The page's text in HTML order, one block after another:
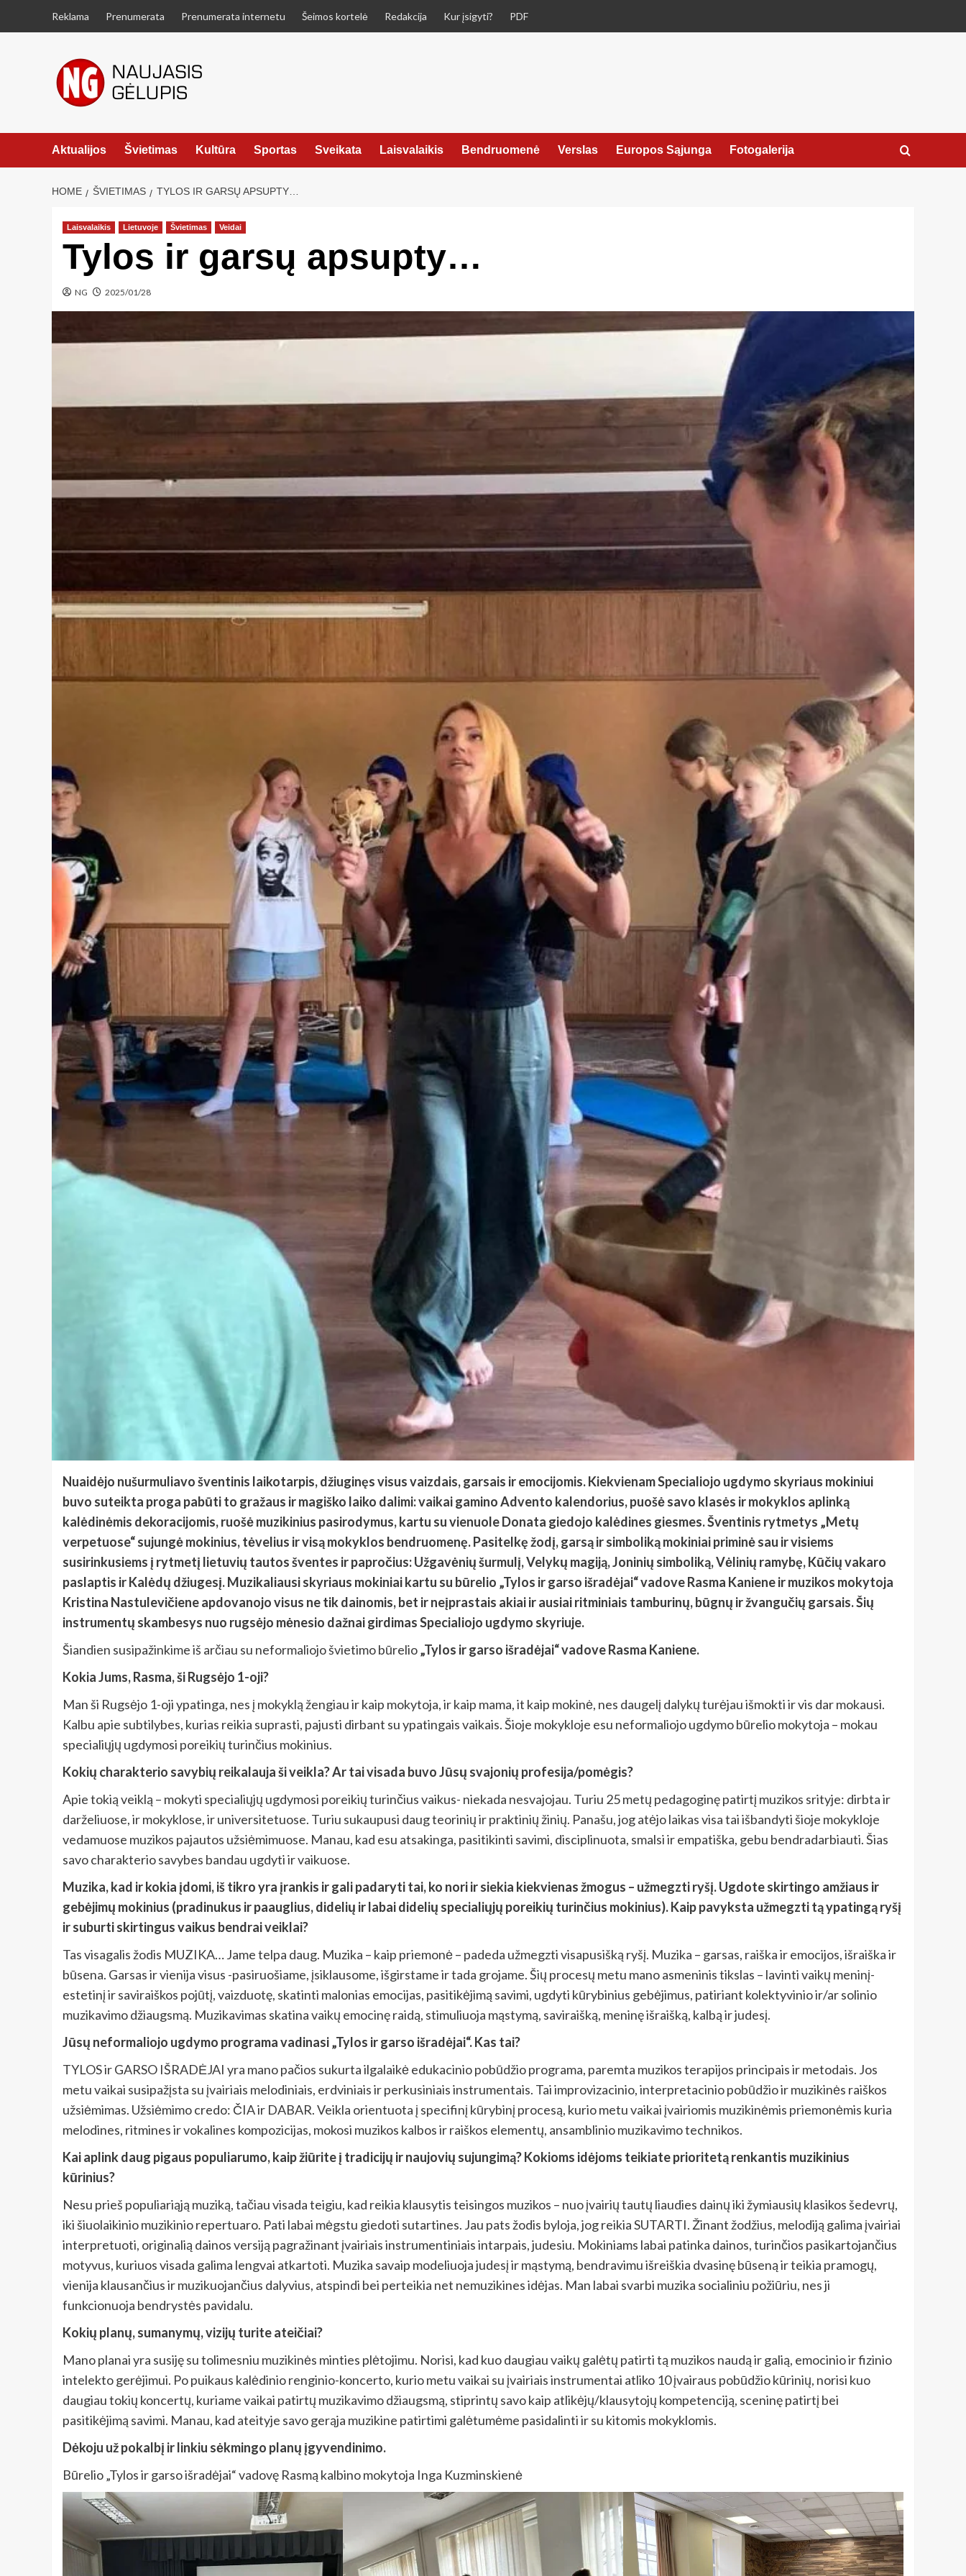
Reklama Prenumerata Prenumerata internetu Šeimos kortelė Redakcija Kur įsigyti? PDF
Aktualijos Švietimas Kultūra Sportas Sveikata Laisvalaikis Bendruomenė Verslas Europos Sąjunga Fotogalerija
HOME ŠVIETIMAS TYLOS IR GARSŲ APSUPTY…
Laisvalaikis Lietuvoje Švietimas Veidai
Tylos ir garsų apsupty…
NG 2025/01/28
Nuaidėjo nušurmuliavo šventinis laikotarpis, džiuginęs visus vaizdais, garsais ir emocijomis. Kiekvienam Specialiojo ugdymo skyriaus mokiniui
buvo suteikta proga pabūti to gražaus ir magiško laiko dalimi: vaikai gamino Advento kalendorius, puošė savo klasės ir mokyklos aplinką
kalėdinėmis dekoracijomis, ruošė muzikinius pasirodymus, kartu su vienuole Donata giedojo kalėdines giesmes. Šventinis rytmetys „Metų
verpetuose“ sujungė mokinius, tėvelius ir visą mokyklos bendruomenę. Pasitelkę žodį, garsą ir simboliką mokiniai priminė sau ir visiems
susirinkusiems į rytmetį lietuvių tautos šventes ir papročius: Užgavėnių šurmulį, Velykų magiją, Joninių simboliką, Vėlinių ramybę, Kūčių vakaro
paslaptis ir Kalėdų džiugesį. Muzikaliausi skyriaus mokiniai kartu su būrelio „Tylos ir garso išradėjai“ vadove Rasma Kaniene ir muzikos mokytoja
Kristina Nastulevičiene apdovanojo visus ne tik dainomis, bet ir neįprastais akiai ir ausiai ritminiais tamburinų, būgnų ir žvangučių garsais. Šių
instrumentų skambesys nuo rugsėjo mėnesio dažnai girdimas Specialiojo ugdymo skyriuje.
Šiandien susipažinkime iš arčiau su neformaliojo švietimo būrelio„Tylos ir garso išradėjai“ vadove Rasma Kaniene.
Kokia Jums, Rasma, ši Rugsėjo 1-oji?
Man ši Rugsėjo 1-oji ypatinga, nes į mokyklą žengiau ir kaip mokytoja, ir kaip mama, it kaip mokinė, nes daugelį dalykų turėjau išmokti ir vis dar mokausi.
Kalbu apie subtilybes, kurias reikia suprasti, pajusti dirbant su ypatingais vaikais. Šioje mokykloje esu neformaliojo ugdymo būrelio mokytoja – mokau
specialiųjų ugdymosi poreikių turinčius mokinius.
Kokių charakterio savybių reikalauja ši veikla? Ar tai visada buvo Jūsų svajonių profesija/pomėgis?
Apie tokią veiklą – mokyti specialiųjų ugdymosi poreikių turinčius vaikus- niekada nesvajojau. Turiu 25 metų pedagoginę patirtį muzikos srityje: dirbta ir
darželiuose, ir mokyklose, ir universitetuose. Turiu sukaupusi daug teorinių ir praktinių žinių. Panašu, jog atėjo laikas visa tai išbandyti šioje mokykloje
vedamuose muzikos pajautos užsiėmimuose. Manau, kad esu atsakinga, pasitikinti savimi, disciplinuota, smalsi ir empatiška, gebu bendradarbiauti. Šias
savo charakterio savybes bandau ugdyti ir vaikuose.
Muzika, kad ir kokia įdomi, iš tikro yra įrankis ir gali padaryti tai, ko nori ir siekia kiekvienas žmogus – užmegzti ryšį. Ugdote skirtingo amžiaus ir
gebėjimų mokinius (pradinukus ir paauglius, didelių ir labai didelių specialiųjų poreikių turinčius mokinius). Kaip pavyksta užmegzti tą ypatingą ryšį
ir suburti skirtingus vaikus bendrai veiklai?
Tas visagalis žodis MUZIKA… Jame telpa daug. Muzika – kaip priemonė – padeda užmegzti visapusišką ryšį. Muzika – garsas, raiška ir emocijos, išraiška ir
būsena. Garsas ir vienija visus -pasiruošiame, įsiklausome, išgirstame ir tada grojame. Šių procesų metu mano asmeninis tikslas – lavinti vaikų meninį-
estetinį ir saviraiškos pojūtį, vaizduotę, skatinti malonias emocijas, pasitikėjimą savimi, ugdyti kūrybinius gebėjimus, patiriant kolektyvinio ir/ar solinio
muzikavimo džiaugsmą. Muzikavimas skatina vaikų emocinę raidą, stimuliuoja mąstymą, saviraišką, meninę išraišką, kalbą ir judesį.
Jūsų neformaliojo ugdymo programa vadinasi „Tylos ir garso išradėjai“. Kas tai?
TYLOS ir GARSO IŠRADĖJAI yra mano pačios sukurta ilgalaikė edukacinio pobūdžio programa, paremta muzikos terapijos principais ir metodais. Jos
metu vaikai susipažįsta su įvairiais melodiniais, erdviniais ir perkusiniais instrumentais. Tai improvizacinio, interpretacinio pobūdžio ir muzikinės raiškos
užsiėmimas. Užsiėmimo credo: ČIA ir DABAR. Veikla orientuota į specifinį kūrybinį procesą, kurio metu vaikai įvairiomis muzikinėmis priemonėmis kuria
melodines, ritmines ir vokalines kompozicijas, mokosi muzikos kalbos ir raiškos elementų, ansamblinio muzikavimo technikos.
Kai aplink daug pigaus populiarumo, kaip žiūrite į tradicijų ir naujovių sujungimą? Kokioms idėjoms teikiate prioritetą renkantis muzikinius
kūrinius?
Nesu prieš populiariąją muziką, tačiau visada teigiu, kad reikia klausytis teisingos muzikos – nuo įvairių tautų liaudies dainų iki žymiausių klasikos šedevrų,
iki šiuolaikinio muzikinio repertuaro. Pati labai mėgstu giedoti sutartines. Jau pats žodis byloja, jog reikia SUTARTI. Žinant žodžius, melodiją galima įvairiai
interpretuoti, originalią dainos versiją pagražinant įvairiais instrumentiniais intarpais, judesiu. Mokiniams labai patinka dainos, turinčios pasikartojančius
motyvus, kuriuos visada galima lengvai atkartoti. Muzika savaip modeliuoja judesį ir mąstymą, bendravimu išreiškia dvasinę būseną ir teikia pramogų,
vienija klausančius ir muzikuojančius dalyvius, atspindi bei perteikia net nemuzikines idėjas. Man labai svarbi muzika socialiniu požiūriu, nes ji
funkcionuoja bendrystės pavidalu.
Kokių planų, sumanymų, vizijų turite ateičiai?
Mano planai yra susiję su tolimesniu muzikinės minties plėtojimu. Norisi, kad kuo daugiau vaikų galėtų patirti tą muzikos naudą ir galią, emocinio ir fizinio
intelekto gerėjimui. Po puikaus kalėdinio renginio-koncerto, kurio metu vaikai su įvairiais instrumentai atliko 10 įvairaus pobūdžio kūrinių, norisi kuo
daugiau tokių koncertų, kuriame vaikai patirtų muzikavimo džiaugsmą, stiprintų savo kaip atlikėjų/klausytojų kompetenciją, sceninę patirtį bei
pasitikėjimą savimi. Manau, kad ateityje savo gerąja muzikine patirtimi galėtumėme pasidalinti ir su kitomis mokyklomis.
Dėkoju už pokalbį ir linkiu sėkmingo planų įgyvendinimo.
Būrelio „Tylos ir garso išradėjai“ vadovę Rasmą kalbino mokytoja Inga Kuzminskienė